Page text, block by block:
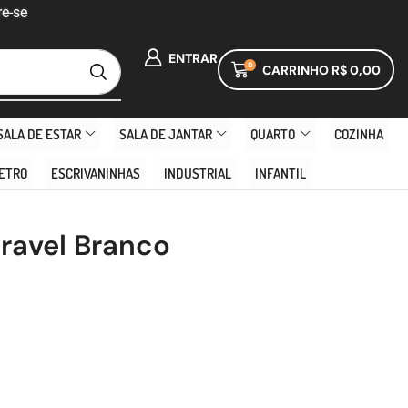
se
ENTRAR 0 CARRINHO R$0,00
DE ESTAR SALA DE JANTAR QUARTO COZINHA
ESCRIVANINHAS INDUSTRIAL INFANTIL
Branco